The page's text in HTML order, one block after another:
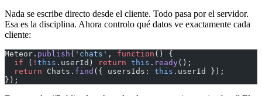
Nada se escribe directo desde el cliente. Todo pasa por el servidor.
Esa es la disciplina. Ahora controlo qué datos ve exactamente cada
cliente:
Meteor. publish ( 'chats' , function () {
  if
( ! this .userId) return this . ready();
  return
Chats. find ({ usersIds: this .userId });
});